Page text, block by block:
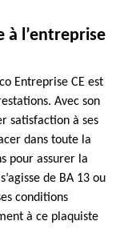
à l’entreprise
Entreprise CE est
Avec son
satisfaction à ses
dans toute la
pour assurer la
de BA 13 ou
conditions
à ce plaquiste